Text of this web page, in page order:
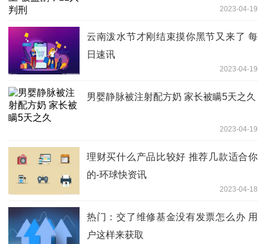
2023-04-19
云南泼水节才刚结束摸你黑节又来了 每
日速讯
2023-04-19
男婴静脉被注射配方奶 家长被瞒5天之久
2023-04-19
理财买什么产品比较好 推荐几款适合你
的-环球快资讯
2023-04-18
热门：交了维修基金没有发票怎么办 用
户这样来获取